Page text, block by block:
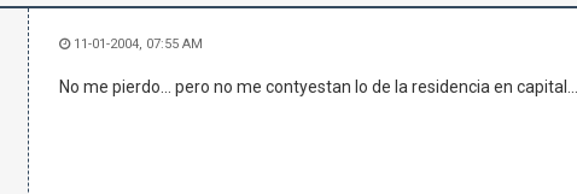
11-01-2004, 07:55 AM
No me pierdo... pero no me contyestan lo de la residencia en capital.....